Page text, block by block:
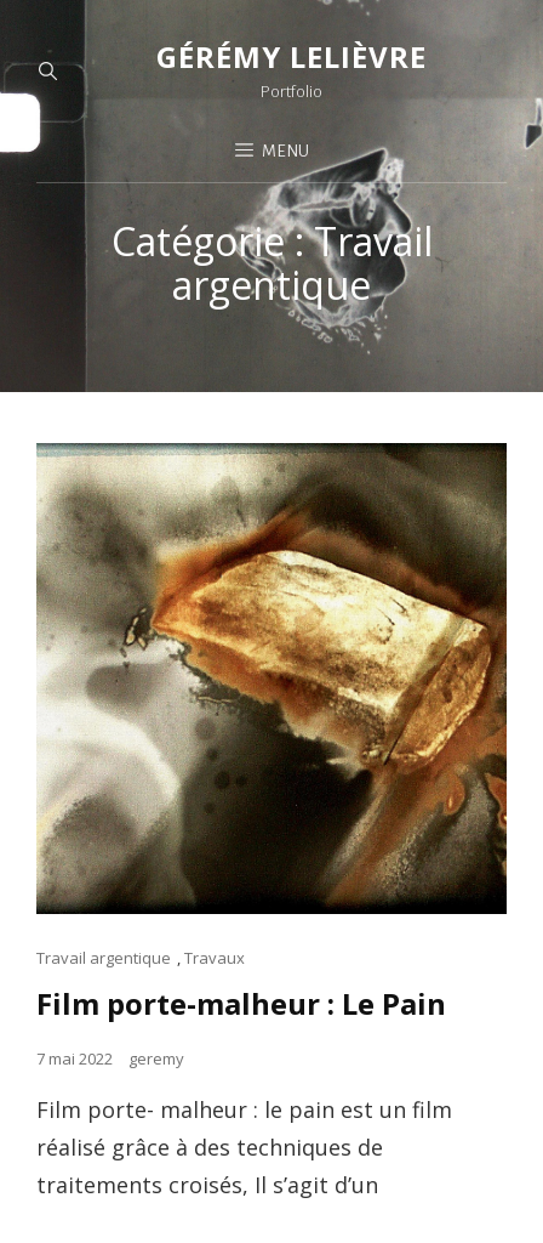
GÉRÉMY LELIÈVRE
Portfolio
MENU
Catégorie :Travail
argentique
Cat
Links
Travail argentique ,Travaux
Film porte-malheur : Le Pain
Posted
7 mai 2022 geremy
Film porte- malheur : le pain est un film
réalisé grâce à des techniques de
traitements croisés, Il s’agit d’un